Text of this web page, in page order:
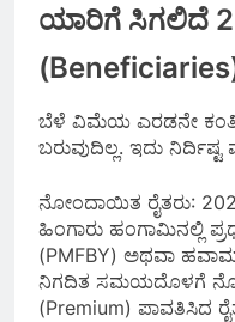
ಯಾರಿಗೆ ಸಿಗಲಿದೆ
ಬೆಳೆ ವಿಮೆಯ ಎರಡನೇ
ಬರುವುದಿಲ್ಲ. ಇದು
ನೋಂದಾಯಿತ ರೈತರು:
ಹಿಂಗಾರು ಹಂಗಾಮಿನಲ್ಲಿ
(PMFBY) ಅಥವಾ
ನಿಗದಿತ ಸಮಯದೊಳಗೆ
(Premium) ಪಾವತಿಸಿದ